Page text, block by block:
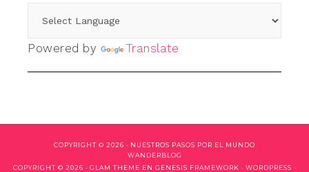
Powered by Translate
COPYRIGHT © 2026 · NUESTROS PASOS POR EL MUNDO
WANDERBLOG
COPYRIGHT © 2026 · GLAM THEME EN GENESIS FRAMEWORK · WORDPRESS ·